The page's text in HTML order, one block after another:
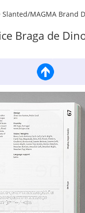
MAGMA Brand
Braga de